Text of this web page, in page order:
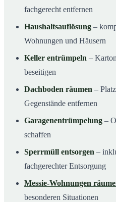
fachgerecht entfernen
Haushaltsauflösung –
Wohnungen und Häusern
Keller entrümpeln –
beseitigen
Dachboden räumen –
Gegenstände entfernen
Garagenentrümpelung –
schaffen
Sperrmüll entsorgen –
fachgerechter Entsorgung
Messie-Wohnungen
besonderen Situationen